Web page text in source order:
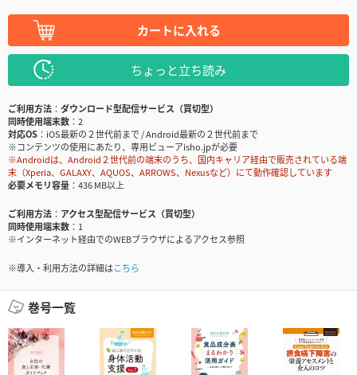
カートに入れる
ちょっと立ち読み
ご利用方法
ダウンロード型配信サービス（買切型）
同時使用端末数
2
対応OS
iOS最新の２世代前まで / Android最新の２世代前まで
※コンテンツの使用にあたり、専用ビューアisho.jpが必要
※Androidは、Android２世代前の端末のうち、国内キャリア経由で販売されている端
末（Xperia、GALAXY、AQUOS、ARROWS、Nexusなど）にて動作確認しています
必要メモリ容量
436 MB以上
ご利用方法
アクセス型配信サービス（買切型）
同時使用端末数
1
※インターネット経由でのWEBブラウザによるアクセス参照
※導入・利用方法の詳細はこちら
巻号一覧